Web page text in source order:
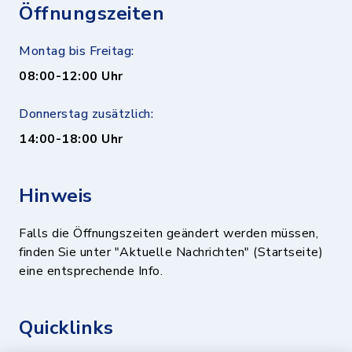
Öffnungszeiten
Montag bis Freitag:
08:00-12:00 Uhr
Donnerstag zusätzlich:
14:00-18:00 Uhr
Hinweis
Falls die Öffnungszeiten geändert werden müssen,
finden Sie unter "Aktuelle Nachrichten" (Startseite)
eine entsprechende Info.
Quicklinks